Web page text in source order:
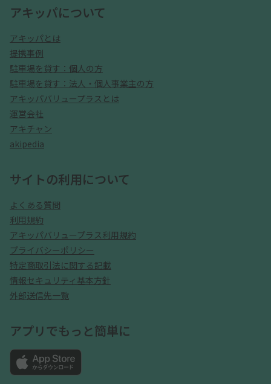
アキッパについて
アキッパとは
提携事例
駐車場を貸す：個人の方
駐車場を貸す：法人・個人事業主の方
アキッパバリュープラスとは
運営会社
アキチャン
akipedia
サイトの利用について
よくある質問
利用規約
アキッパバリュープラス利用規約
プライバシーポリシー
特定商取引法に関する記載
情報セキュリティ基本方針
外部送信先一覧
アプリでもっと簡単に